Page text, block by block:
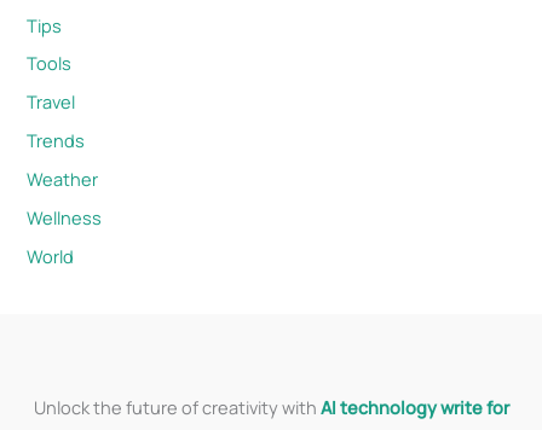
Tips
Tools
Travel
Trends
Weather
Wellness
World
Unlock the future of creativity with AI technology write for